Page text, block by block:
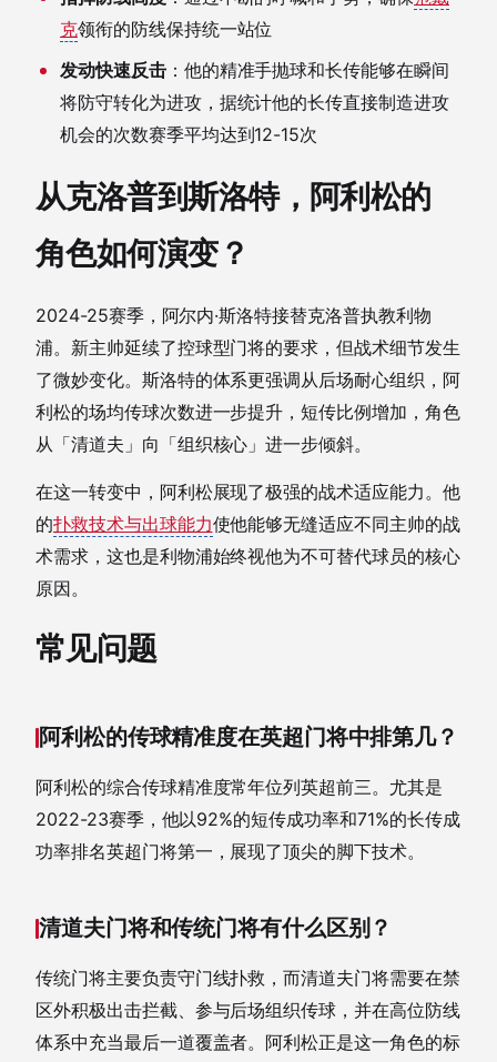
克领衔的防线保持统一站位
发动快速反击：他的精准手抛球和长传能够在瞬间
将防守转化为进攻，据统计他的长传直接制造进攻
机会的次数赛季平均达到12-15次
从克洛普到斯洛特，阿利松的
角色如何演变？
2024-25赛季，阿尔内·斯洛特接替克洛普执教利物
浦。新主帅延续了控球型门将的要求，但战术细节发生
了微妙变化。斯洛特的体系更强调从后场耐心组织，阿
利松的场均传球次数进一步提升，短传比例增加，角色
从「清道夫」向「组织核心」进一步倾斜。
在这一转变中，阿利松展现了极强的战术适应能力。他
的扑救技术与出球能力使他能够无缝适应不同主帅的战
术需求，这也是利物浦始终视他为不可替代球员的核心
原因。
常见问题
阿利松的传球精准度在英超门将中排第几？
阿利松的综合传球精准度常年位列英超前三。尤其是
2022-23赛季，他以92%的短传成功率和71%的长传成
功率排名英超门将第一，展现了顶尖的脚下技术。
清道夫门将和传统门将有什么区别？
传统门将主要负责守门线扑救，而清道夫门将需要在禁
区外积极出击拦截、参与后场组织传球，并在高位防线
体系中充当最后一道覆盖者。阿利松正是这一角色的标